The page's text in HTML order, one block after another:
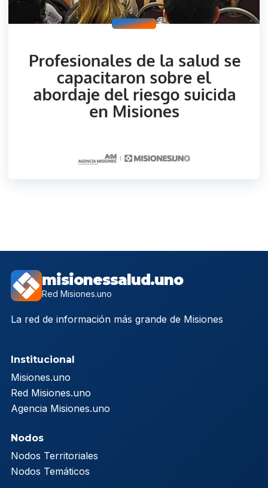
misionessalud.uno
Red Misiones.uno
La red de información más grande de Misiones
Institucional
Misiones.uno
Red Misiones.uno
Agencia Misiones.uno
Nodos
Nodos Territoriales
Nodos Temáticos